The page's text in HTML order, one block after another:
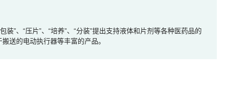
装”、“压片”、“培养”、“分装”提出支持液体和片剂等各种医药品的
送的电动执行器等丰富的产品。